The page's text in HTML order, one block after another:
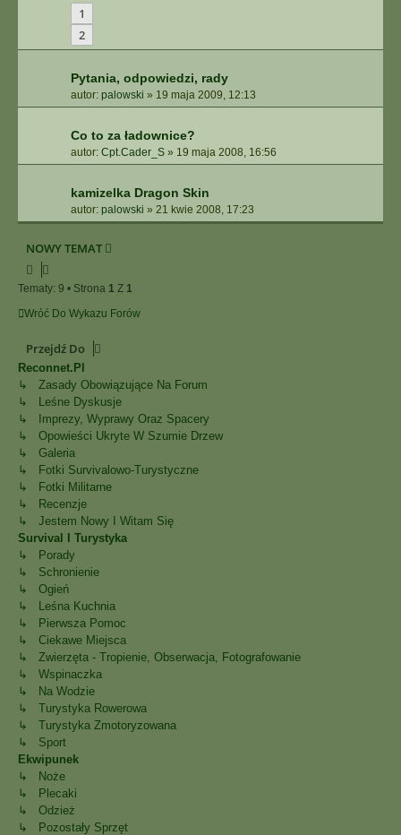
1
2
Pytania, odpowiedzi, rady
autor: palowski » 19 maja 2009, 12:13
Co to za ładownice?
autor: Cpt.Cader_S » 19 maja 2008, 16:56
kamizelka Dragon Skin
autor: palowski » 21 kwie 2008, 17:23
NOWY TEMAT
Tematy: 9 • Strona 1 Z 1
Wróć Do Wykazu Forów
Przejdź Do
Reconnet.pl
↳ Zasady Obowiązujące Na Forum
↳ Leśne Dyskusje
↳ Imprezy, Wyprawy Oraz Spacery
↳ Opowieści Ukryte W Szumie Drzew
↳ Galeria
↳ Fotki Survivalowo-Turystyczne
↳ Fotki Militarne
↳ Recenzje
↳ Jestem Nowy I Witam Się
Survival I Turystyka
↳ Porady
↳ Schronienie
↳ Ogień
↳ Leśna Kuchnia
↳ Pierwsza Pomoc
↳ Ciekawe Miejsca
↳ Zwierzęta - Tropienie, Obserwacja, Fotografowanie
↳ Wspinaczka
↳ Na Wodzie
↳ Turystyka Rowerowa
↳ Turystyka Zmotoryzowana
↳ Sport
Ekwipunek
↳ Noże
↳ Plecaki
↳ Odzież
↳ Pozostały Sprzęt